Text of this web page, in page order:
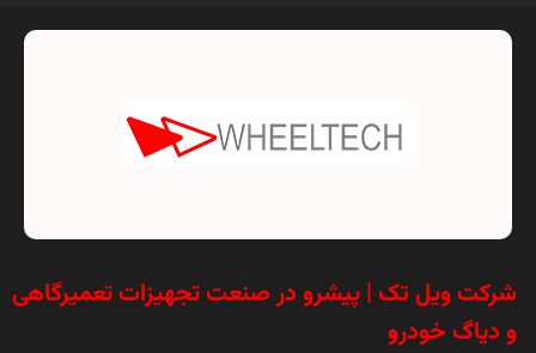
شرکت ویل تک | پیشرو در صنعت تجهیزات تعمیرگاهی
و دیاگ خودرو